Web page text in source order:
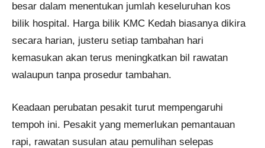
besar dalam menentukan jumlah keseluruhan kos
bilik hospital. Harga bilik KMC Kedah biasanya dikira
secara harian, justeru setiap tambahan hari
kemasukan akan terus meningkatkan bil rawatan
walaupun tanpa prosedur tambahan.
Keadaan perubatan pesakit turut mempengaruhi
tempoh ini. Pesakit yang memerlukan pemantauan
rapi, rawatan susulan atau pemulihan selepas